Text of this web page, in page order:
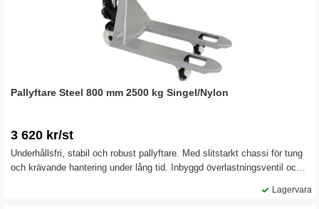
Pallyftare Steel 800 mm 2500 kg Singel/Nylon
3 620 kr/st
Underhållsfri, stabil och robust pallyftare. Med slitstarkt chassi för tung
och krävande hantering under lång tid. Inbyggd överlastningsventil och
Lagervara